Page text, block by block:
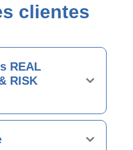
clientes
REAL
RISK